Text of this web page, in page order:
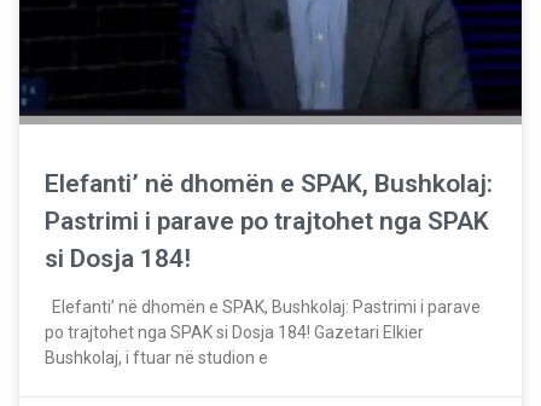
Elefanti’ në dhomën e SPAK, Bushkolaj:
Pastrimi i parave po trajtohet nga SPAK
si Dosja 184!
Elefanti’ në dhomën e SPAK, Bushkolaj: Pastrimi i parave
po trajtohet nga SPAK si Dosja 184! Gazetari Elkier
Bushkolaj, i ftuar në studion e